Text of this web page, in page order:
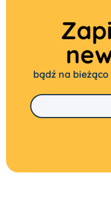
bądź na bieżąco